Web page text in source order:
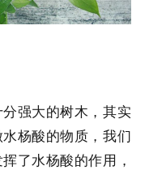
强大的树木，其实
杨酸的物质，我们
了水杨酸的作用，